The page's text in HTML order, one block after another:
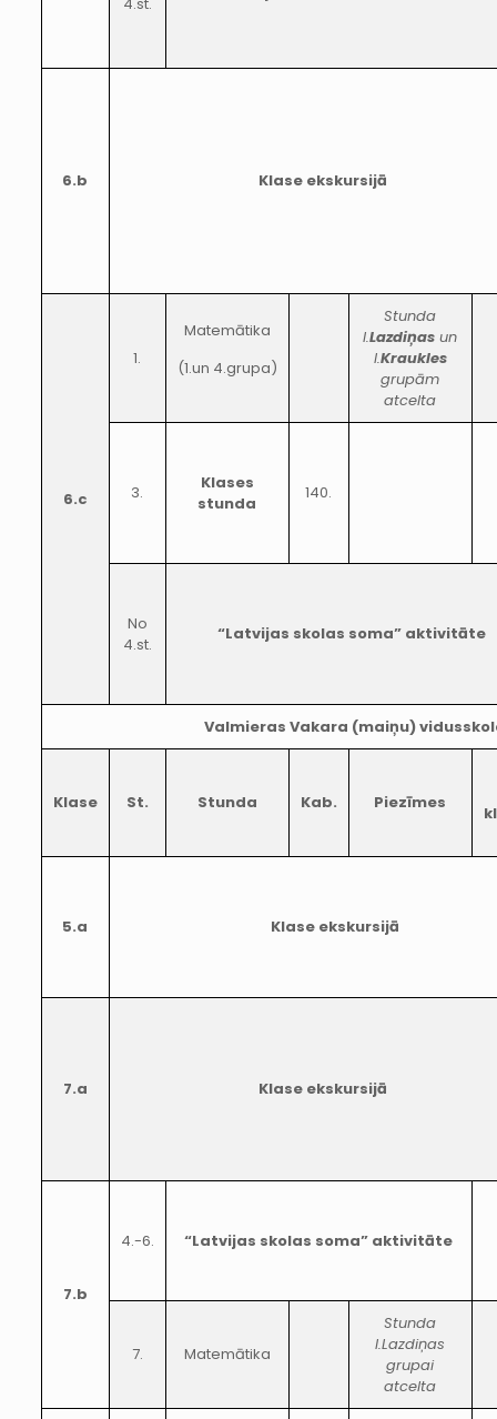
6.b Klase ekskursijā
6.c
1.
Matemātika
(1.un 4.grupa)
Stunda
I.Lazdiņas un
I.Kraukles
grupām
atcelta
3.
Klases
stunda
140.
No
4.st.
“Latvijas skolas soma” aktivitāte
Valmieras Vakara (maiņu)
Klase St. Stunda Kab. Piezīmes
5.a Klase ekskursijā
7.a Klase ekskursijā
7.b
4.-6. “Latvijas skolas soma” aktivitāte
7. Matemātika
Stunda
I.Lazdiņas
grupai
atcelta